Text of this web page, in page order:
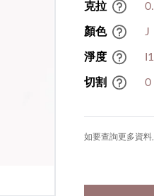
克拉
顏色 J
淨度 I1
切割 0
如要查詢更多資料